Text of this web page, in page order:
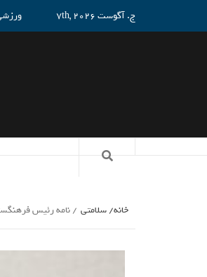
ج. آگوست 7th, 2026
خانه سلامتی نامه رئیس